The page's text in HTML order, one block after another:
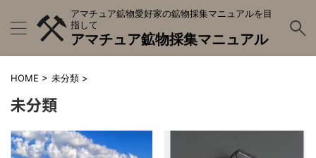
アマチュア鉱物愛好家の鉱物採集マニュアルを目
指して
アマチュア鉱物採集マニュアル
HOME > 未分類 >
未分類